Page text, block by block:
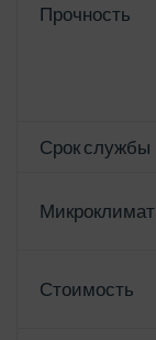
Прочность
Срок службы
Микроклимат
Стоимость